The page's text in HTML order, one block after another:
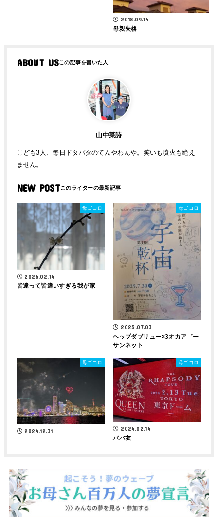
2018.09.14
母親失格
ABOUT US
山中菜詩
こども3人、毎日ドタバタのてんやわんや。笑いも噴火も絶え
ません。
NEW POST
母ゴコロ
2026.02.14
皆違って皆違いすぎる我が家
母ゴコロ
2025.07.03
ヘップダブリュー×3オカア゛ー
サンネット
母ゴコロ
2024.12.31
母ゴコロ
2024.02.14
ババ友